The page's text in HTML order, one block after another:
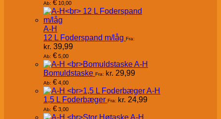
Ab: € 10,00
A-H
12 L Foderspand m/låg Fra:
kr. 39,99
Ab: € 5,00
A-H
Bomuldstaske Fra: kr. 29,99
Ab: € 4,00
A-H
1,5 L Foderbæger Fra: kr. 24,99
Ab: € 3,00